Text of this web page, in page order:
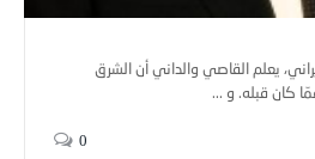
يعلم القاصي والداني أن الشرق
كان قبله. و ...
0